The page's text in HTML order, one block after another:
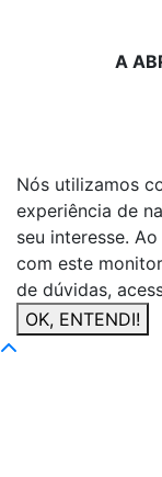
A
Nós utilizamos
experiência de
seu interesse.
com este
de dúvidas,
OK, ENTENDI!